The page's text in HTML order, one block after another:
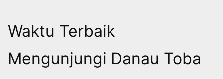
Waktu Terbaik
Mengunjungi Danau Toba